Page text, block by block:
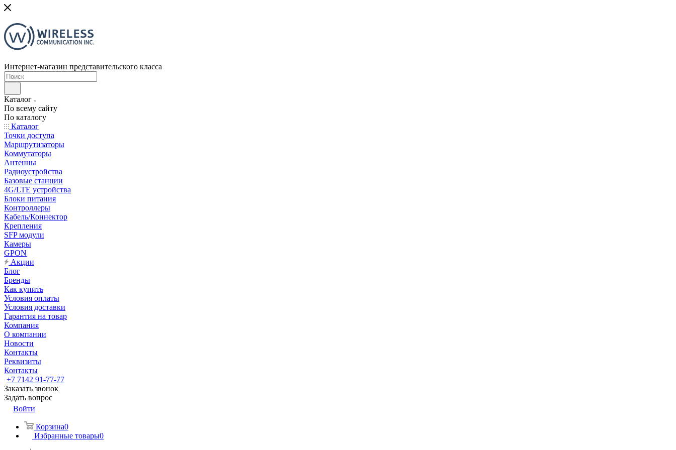
Интернет-магазин представительского класса
Каталог
По всему сайту
По каталогу
Каталог
Точки доступа
Маршрутизаторы
Коммутаторы
Антенны
Радиоустройства
Базовые станции
4G/LTE устройства
Блоки питания
Контроллеры
Кабель/Коннектор
Крепления
SFP модули
Камеры
GPON
Акции
Блог
Бренды
Как купить
Условия оплаты
Условия доставки
Гарантия на товар
Компания
О компании
Новости
Контакты
Реквизиты
Контакты
+7 7142 91-77-77
Заказать звонок
Задать вопрос
Войти
Корзина0
Избранные товары0